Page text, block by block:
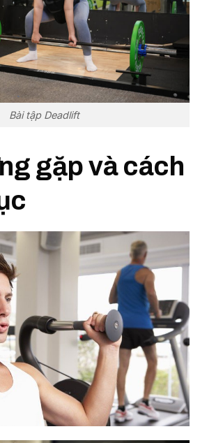
Bài tập Deadlift
gặp và cách